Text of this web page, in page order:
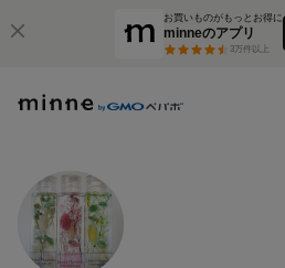
お買いものがもっとお得に
minneのアプリ
3万件以上